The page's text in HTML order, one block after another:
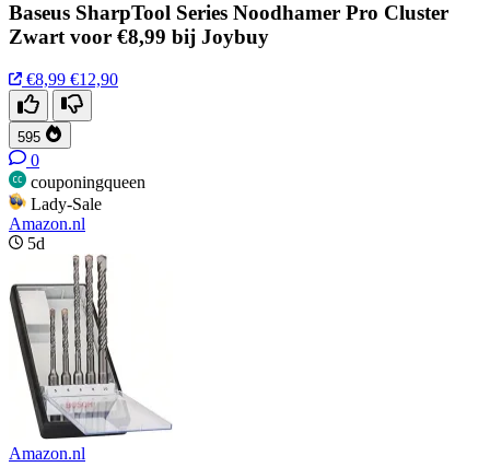
Baseus SharpTool Series Noodhamer Pro Cluster
Zwart voor €8,99 bij Joybuy
€8,99 €12,90
595
0
couponingqueen
Lady-Sale
Amazon.nl
5d
Amazon.nl